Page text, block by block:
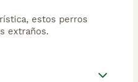
estos perros
extraños.